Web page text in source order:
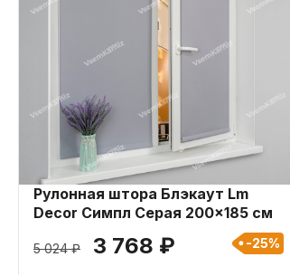
Рулонная штора Блэкаут Lm
Decor Симпл Серая 200x185 см
5 024 ₽ 3 768 ₽ -25%